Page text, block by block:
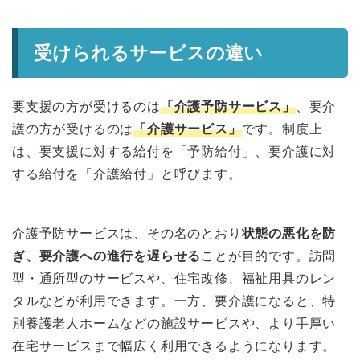
受けられるサービスの違い
要支援の方が受けるのは「介護予防サービス」、要介
護の方が受けるのは「介護サービス」です。制度上
は、要支援に対する給付を「予防給付」、要介護に対
する給付を「介護給付」と呼びます。
介護予防サービスは、その名のとおり状態の悪化を防
ぎ、要介護への進行を遅らせる ことが目的です。訪問
型・通所型のサービスや、住宅改修、福祉用具のレン
タルなどが利用できます。一方、要介護になると、特
別養護老人ホームなどの施設サービスや、より手厚い
在宅サービスまで幅広く利用できるようになります。